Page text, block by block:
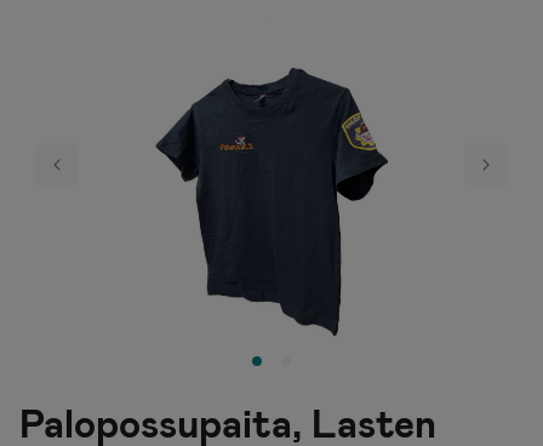
Previous Next
Palopossupaita, Lasten